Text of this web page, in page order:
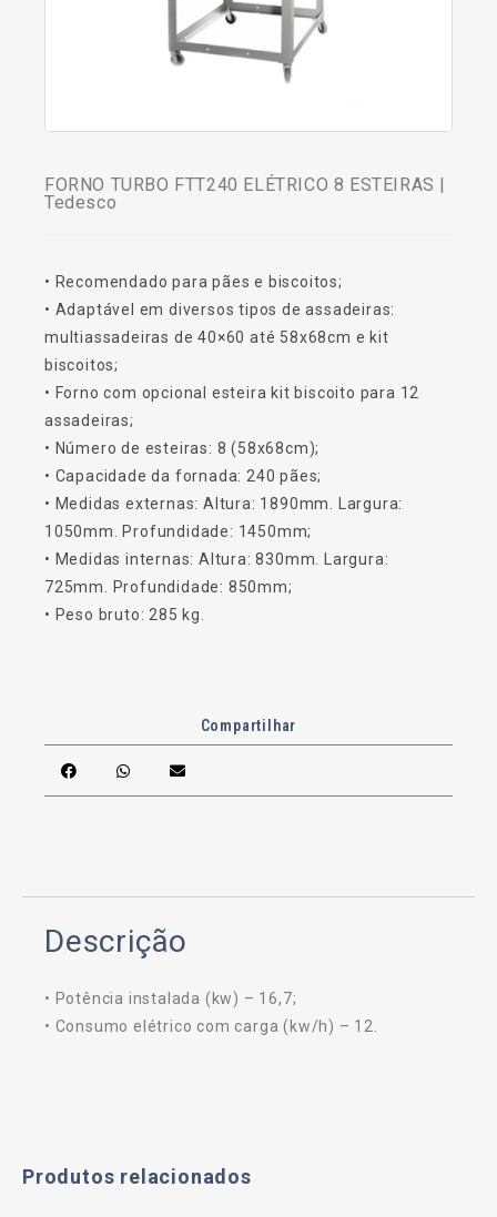
FORNO TURBO FTT240 ELÉTRICO 8 ESTEIRAS |
Tedesco
• Recomendado para pães e biscoitos;
• Adaptável em diversos tipos de assadeiras:
multiassadeiras de 40×60 até 58x68cm e kit
biscoitos;
• Forno com opcional esteira kit biscoito para 12
assadeiras;
• Número de esteiras: 8 (58x68cm);
• Capacidade da fornada: 240 pães;
• Medidas externas: Altura: 1890mm. Largura:
1050mm. Profundidade: 1450mm;
• Medidas internas: Altura: 830mm. Largura:
725mm. Profundidade: 850mm;
• Peso bruto: 285 kg.
Compartilhar
Descrição
• Potência instalada (kw) – 16,7;
• Consumo elétrico com carga (kw/h) – 12.
Produtos relacionados